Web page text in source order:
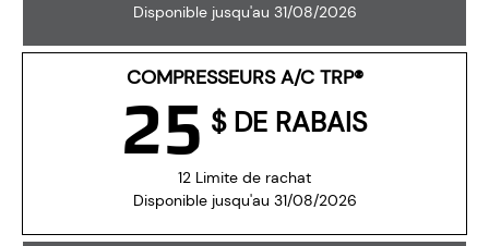
Disponible jusqu'au 31/08/2026
COMPRESSEURS A/C TRP®
12 Limite de rachat
Disponible jusqu'au 31/08/2026
25 $ DE RABAIS